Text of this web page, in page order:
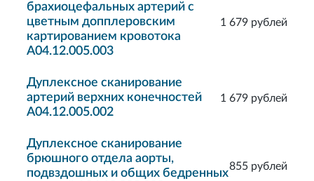
брахиоцефальных артерий с
цветным допплеровским
картированием кровотока
A04.12.005.003
1 679 рублей
Дуплексное сканирование
артерий верхних конечностей
A04.12.005.002
1 679 рублей
Дуплексное сканирование
брюшного отдела аорты,
подвздошных и общих бедренных
855 рублей